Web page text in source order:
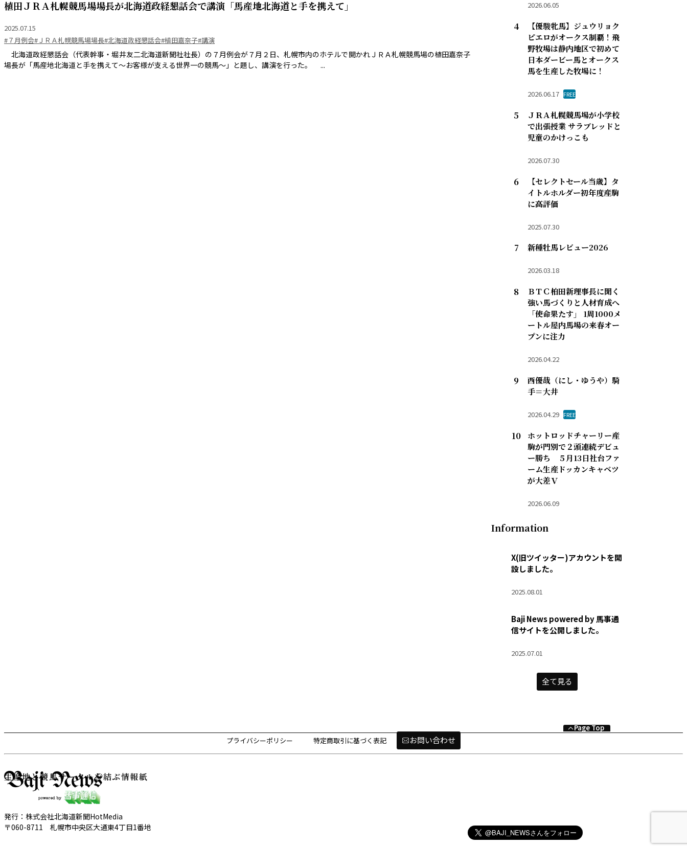
植田ＪＲＡ札幌競馬場場長が北海道政経懇話会で講演「馬産地北海道と手を携えて」
2025.07.15
#７月例会#ＪＲＡ札幌競馬場場長#北海道政経懇話会#植田嘉奈子#講演
北海道政経懇話会（代表幹事・堀井友二北海道新聞社社長）の７月例会が７月２日、札幌市内のホテルで開かれＪＲＡ札幌競馬場の植田嘉奈子
場長が「馬産地北海道と手を携えて～お客様が支える世界一の競馬～」と題し、講演を行った。 ...
2026.06.05
【優駿牝馬】ジュウリョク
ピエロがオークス制覇！飛
野牧場は静内地区で初めて
日本ダービー馬とオークス
馬を生産した牧場に！
2026.06.17 FREE
ＪＲＡ札幌競馬場が小学校
で出張授業 サラブレッドと
児童のかけっこも
2026.07.30
【セレクトセール当歳】タ
イトルホルダー初年度産駒
に高評価
2025.07.30
新種牡馬レビュー2026
2026.03.18
ＢＴＣ柏田新理事長に聞く
強い馬づくりと人材育成へ
「使命果たす」 1周1000メ
ートル屋内馬場の来春オー
プンに注力
2026.04.22
西優哉（にし・ゆうや）騎
手＝大井
2026.04.29 FREE
ホットロッドチャーリー産
駒が門別で２頭連続デビュ
ー勝ち ５月13日社台ファ
ーム生産ドッカンキャベツ
が大差Ｖ
2026.06.09
Information
X(旧ツイッター)アカウントを開
設しました。
2025.08.01
Baji News powered by 馬事通
信サイトを公開しました。
2025.07.01
全て見る
Page Top
プライバシーポリシー
特定商取引に基づく表記 お問い合わせ
生産地と競馬サークルを結ぶ情報紙
発行：株式会社北海道新聞HotMedia
〒060-8711 札幌市中央区大通東4丁目1番地